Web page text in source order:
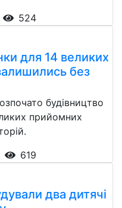
524
для 14 великих
без
будівництво
прийомних
619
два дитячі